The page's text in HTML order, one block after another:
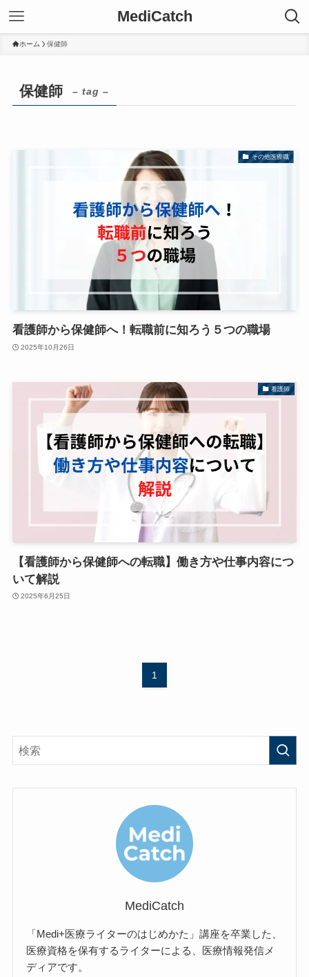
MediCatch
ホーム 保健師
保健師 – tag –
その他医療職
看護師から保健師へ！転職前に知ろう５つの職場
2025年10月26日
看護師
【看護師から保健師への転職】働き方や仕事内容につ
いて解説
2025年6月25日
1
MediCatch
「Medi+医療ライターのはじめかた」講座を卒業した、
医療資格を保有するライターによる、医療情報発信メ
ディアです。